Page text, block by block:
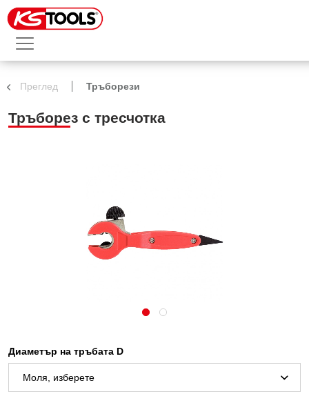
Преглед Тръборези
Тръборез с тресчотка
Диаметър на тръбата D